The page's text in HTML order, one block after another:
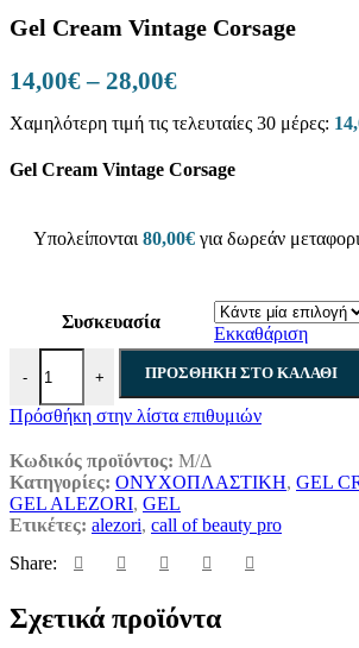
Gel Cream Vintage Corsage
14,00€ – 28,00€Price
14,00€
through
Χαμηλότερη τιμή τις τελευταίες 30 μέρες:
Gel Cream Vintage Corsage
Υπολείπονται80,00€ για δωρεάν
Συσκευασία
Εκκαθάριση
- + ΠΡΟΣΘΉΚΗ ΣΤΟ ΚΑΛΆΘΙ
Πρόσθήκη στην λίστα επιθυμιών
Κωδικός προϊόντος: Μ/Δ
Κατηγορίες: ΟΝΥΧΟΠΛΑΣΤΙΚΗ, GEL
GEL ALEZORI, GEL
Ετικέτες: alezori, call of beauty pro
Share:
Σχετικά προϊόντα
Προσθήκη
στο